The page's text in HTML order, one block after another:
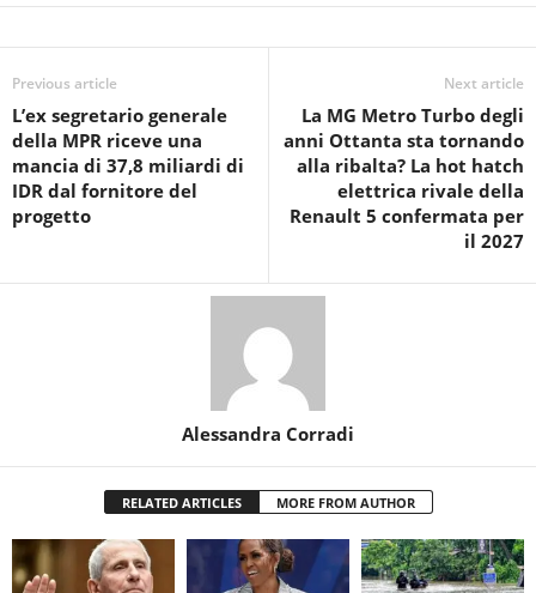
Previous article
L’ex segretario generale
della MPR riceve una
mancia di 37,8 miliardi di
IDR dal fornitore del
progetto
Next article
La MG Metro Turbo degli
anni Ottanta sta tornando
alla ribalta? La hot hatch
elettrica rivale della
Renault 5 confermata per
il 2027
Alessandra Corradi
RELATED ARTICLES MORE FROM AUTHOR